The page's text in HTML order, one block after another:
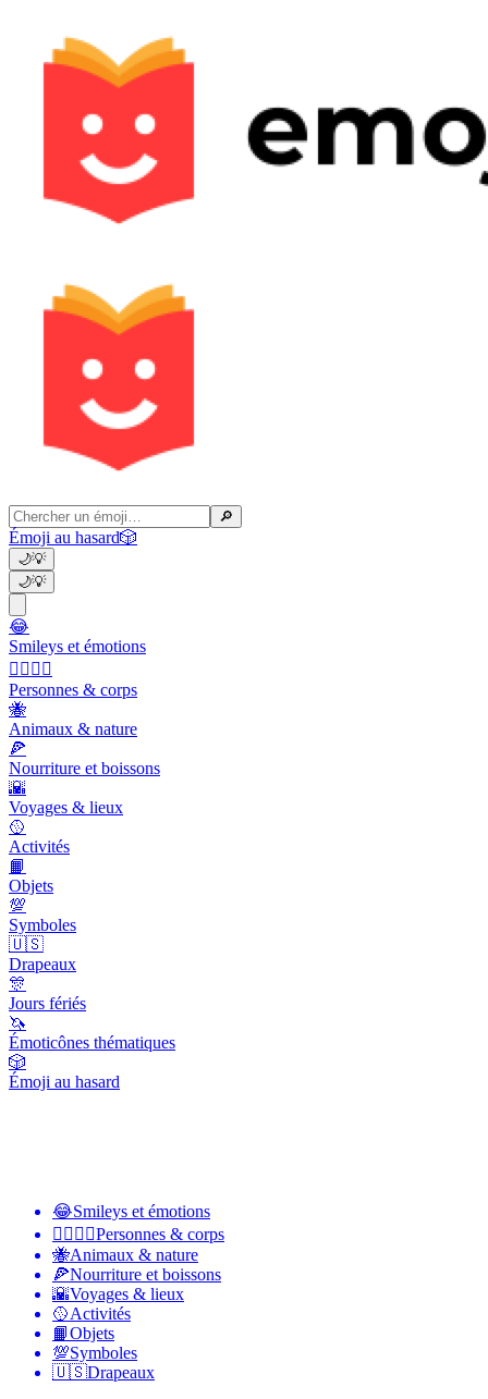
🔎
Émoji au hasard🎲
🌙💡
🌙💡
😂
Smileys et émotions
👩‍❤️‍💋‍👨
Personnes & corps
🐝
Animaux & nature
🍕
Nourriture et boissons
🌇
Voyages & lieux
🥎
Activités
📙
Objets
💯
Symboles
🇺🇸
Drapeaux
🎊
Jours fériés
🦄
Émoticônes thématiques
🎲
Émoji au hasard
😂Smileys et émotions
👩‍❤️‍💋‍👨Personnes & corps
🐝Animaux & nature
🍕Nourriture et boissons
🌇Voyages & lieux
🥎Activités
📙Objets
💯Symboles
🇺🇸Drapeaux